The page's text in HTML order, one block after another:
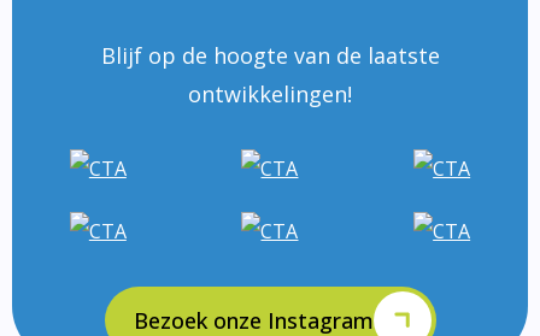
Blijf op de hoogte van de laatste
ontwikkelingen!
Bezoek onze Instagram